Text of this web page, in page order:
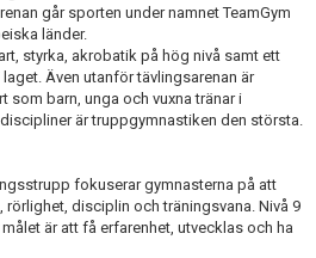
går sporten under namnet TeamGym
länder.
styrka, akrobatik på hög nivå samt ett
Även utanför tävlingsarenan är
barn, unga och vuxna tränar i
är truppgymnastiken den största.
fokuserar gymnasterna på att
rörlighet, disciplin och träningsvana. Nivå 9
är att få erfarenhet, utvecklas och ha